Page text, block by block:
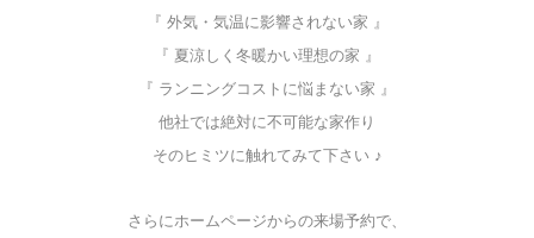
『 外気・気温に影響されない家 』
『 夏涼しく冬暖かい理想の家 』
『 ランニングコストに悩まない家 』
他社では絶対に不可能な家作り
そのヒミツに触れてみて下さい ♪
さらにホームページからの来場予約で、